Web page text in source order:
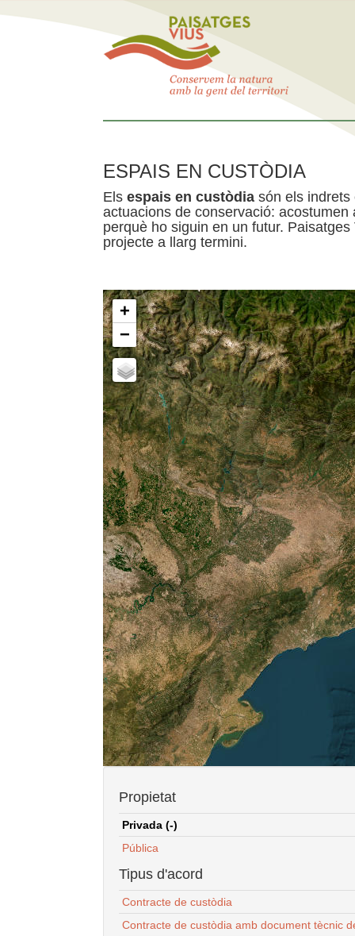
ESPAIS EN CUSTÒDIA
Els espais en custòdia són els indrets
actuacions de conservació:
perquè ho siguin en un futur.
projecte a llarg termini.
+
−
Propietat
Privada (-)
Pública
Tipus d'acord
Contracte de custòdia
Contracte de custòdia amb document tècnic